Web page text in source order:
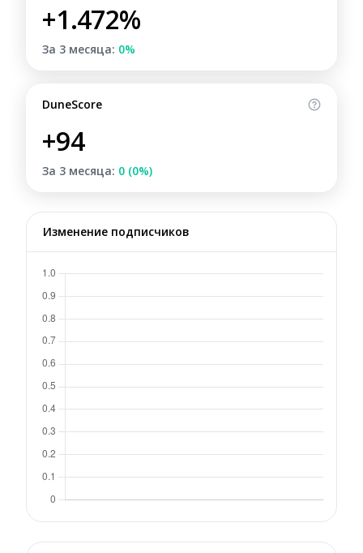
+1.472%
За 3 месяца: 0%
DuneScore
+94
За 3 месяца: 0 (0%)
Изменение подписчиков